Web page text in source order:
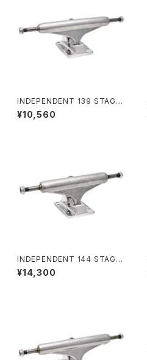
INDEPENDENT 139 STAGE
11 MID POLISHED SKATEB
OARD TRUCKS インディペン
¥10,560
INDEPENDENT 144 STAGE
11 FORGED HOLLOW SILVE
R STANDARD SKATEBOAR
¥14,300